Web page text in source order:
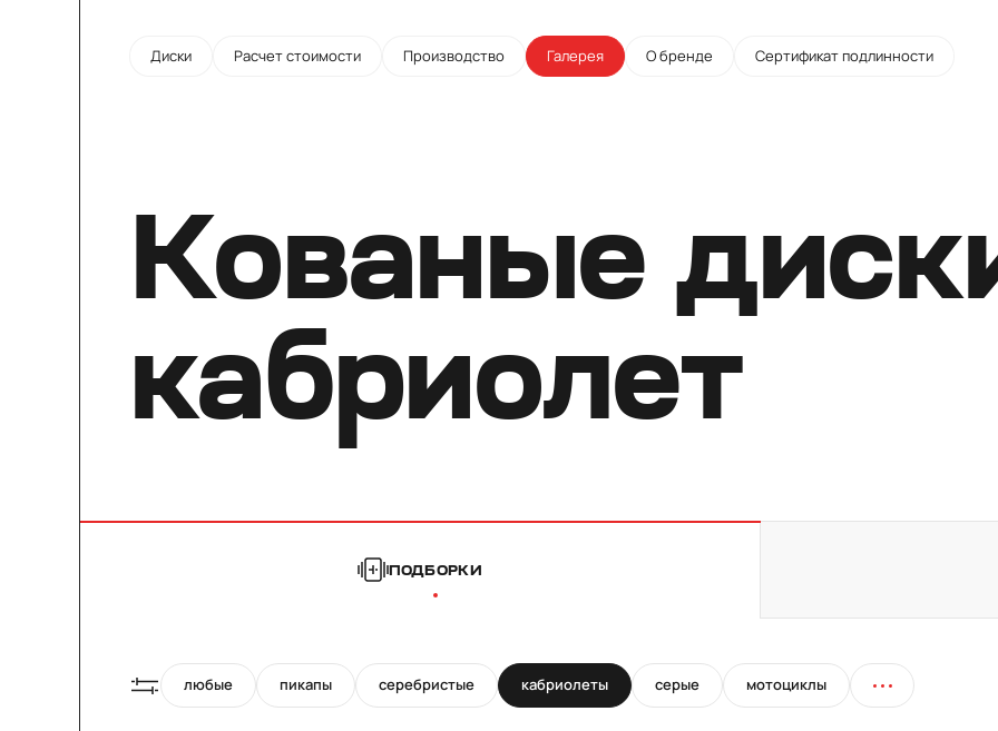
Диски Расчет стоимости Производство Галерея О бренде Сертификат подлинности
Кованые
кабриолет
ПОДБОРКИ
любые пикапы серебристые кабриолеты серые мотоциклы